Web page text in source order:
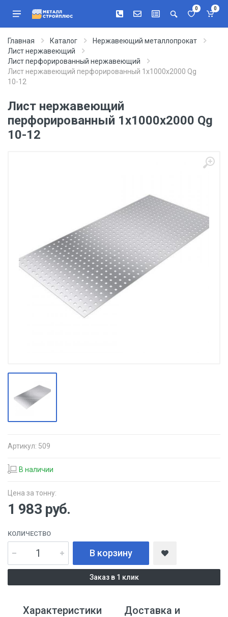
0 0
Главная Каталог
Нержавеющий металлопрокат
Лист нержавеющий
Лист перфорированный нержавеющий
Лист нержавеющий перфорированный 1х1000х2000 Qg
10-12
Лист нержавеющий
перфорированный 1х1000х2000 Qg
10-12
Артикул: 509
В наличии
Цена за тонну:
1 983 руб.
КОЛИЧЕСТВО
В корзину
Заказ в 1 клик
Характеристики
Доставка и